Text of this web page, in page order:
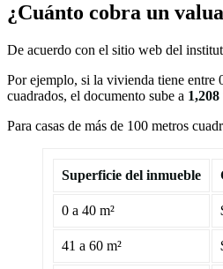
¿Cuánto cobra un
De acuerdo con el sitio web del
Por ejemplo, si la vivienda tiene entre
cuadrados, el documento sube a 1,208
Para casas de más de 100 metros
Superficie del inmueble
0 a 40 m²
41 a 60 m²